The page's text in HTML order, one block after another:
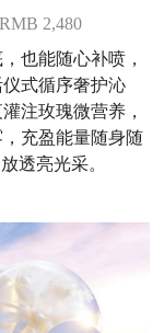
2,480
也能随心补喷，
式循序奢护沁
注玫瑰微营养，
充盈能量随身随
透亮光采。